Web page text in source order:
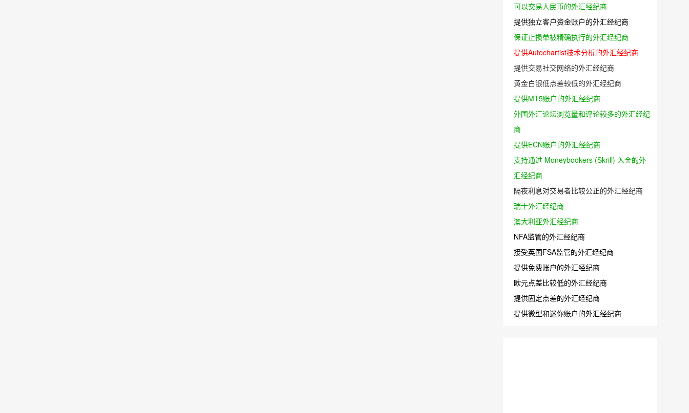
可以交易人民币的外汇经纪商
提供独立客户资金账户的外汇经纪商
保证止损单被精确执行的外汇经纪商
提供Autochartist技术分析的外汇经纪商
提供交易社交网络的外汇经纪商
黄金白银低点差较低的外汇经纪商
提供MT5账户的外汇经纪商
外国外汇论坛浏览量和评论较多的外汇经纪
商
提供ECN账户的外汇经纪商
支持通过 Moneybookers (Skrill) 入金的外
汇经纪商
隔夜利息对交易者比较公正的外汇经纪商
瑞士外汇经纪商
澳大利亚外汇经纪商
NFA监管的外汇经纪商
接受英国FSA监管的外汇经纪商
提供免费账户的外汇经纪商
欧元点差比较低的外汇经纪商
提供固定点差的外汇经纪商
提供微型和迷你账户的外汇经纪商